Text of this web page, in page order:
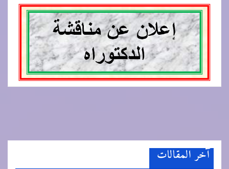
آخر المقالات